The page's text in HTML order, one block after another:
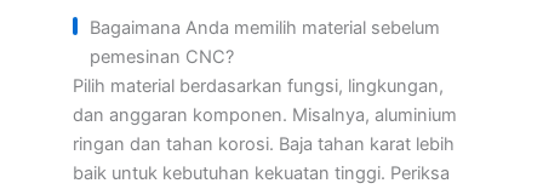
Bagaimana Anda memilih material sebelum
pemesinan CNC?
Pilih material berdasarkan fungsi, lingkungan,
dan anggaran komponen. Misalnya, aluminium
ringan dan tahan korosi. Baja tahan karat lebih
baik untuk kebutuhan kekuatan tinggi. Periksa